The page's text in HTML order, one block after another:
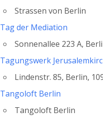
Strassen von Berlin
Tag der Mediation
Sonnenallee 223 A,
Tagungswerk
Lindenstr. 85, Berlin,
Tangoloft Berlin
Tangoloft Berlin